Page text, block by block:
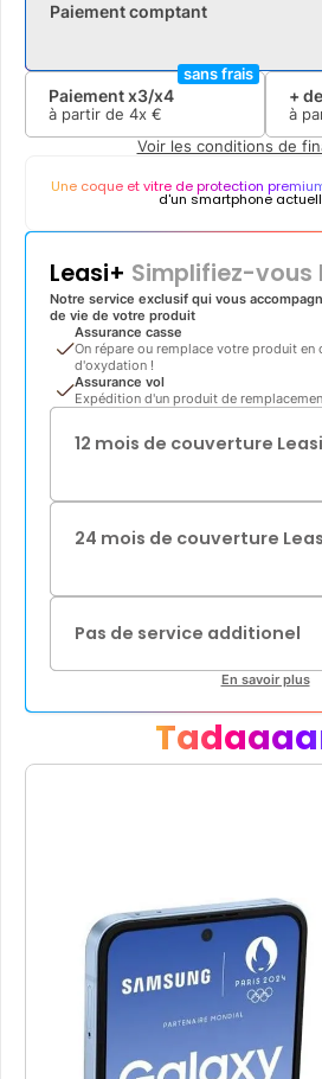
Paiement comptant
Paiement x3/x4
à partir de 4x €
sans frais
+
à
Voir les conditions de
Une coque et vitre de protection
d'un smartphone
Leasi+ Simplifiez-vous
Notre service exclusif qui vous
de vie de votre produit
Assurance casse
On répare ou remplace votre produit en
d'oxydation !
Assurance vol
Expédition d'un produit de
12 mois de couverture
24 mois de couverture
Pas de service additionel
En savoir plus